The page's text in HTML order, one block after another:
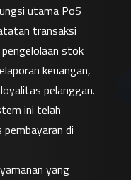
utama PoS
transaksi
stok
keuangan,
pelanggan.
ini telah
di
yang